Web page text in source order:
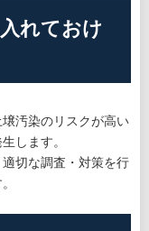
れておけ
汚染のリスクが高い
します。
切な調査・対策を行